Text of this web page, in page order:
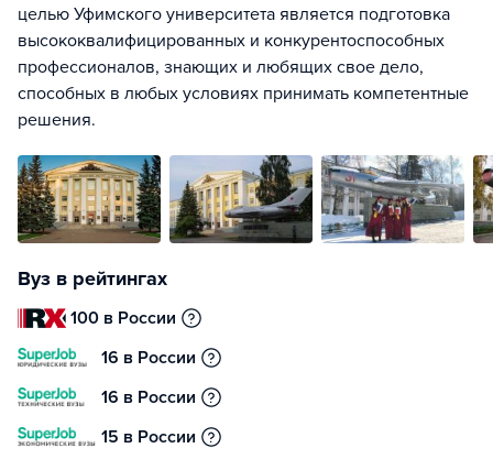
целью Уфимского университета является подготовка
высококвалифицированных и конкурентоспособных
профессионалов, знающих и любящих свое дело,
способных в любых условиях принимать компетентные
решения.
Вуз в рейтингах
100 в России
16 в России
16 в России
15 в России